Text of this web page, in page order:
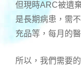
但現時ARC被遺
是長期病患，需
充品等，每月的
所以，我們需要